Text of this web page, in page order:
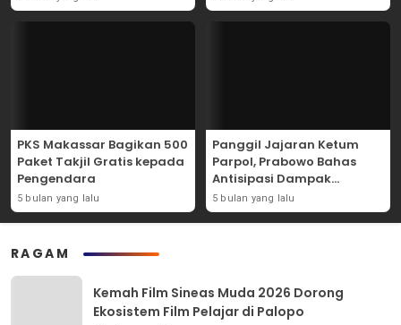
PKS Makassar Bagikan 500
Paket Takjil Gratis kepada
Pengendara
5 bulan yang lalu
Panggil Jajaran Ketum
Parpol, Prabowo Bahas
Antisipasi Dampak
Geopolitik Dunia Usia
Konflik Iran-AS
5 bulan yang lalu
RAGAM
Kemah Film Sineas Muda 2026 Dorong
Ekosistem Film Pelajar di Palopo